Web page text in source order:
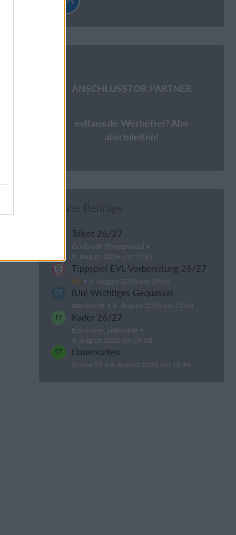
ANSCHLUSSTOR PARTNER
evlfans.de Werbefrei? Abo
abschließen!
Trikot 26/27
Guybrush-Threepwood
8. August 2026 um 10:33
Tippspiel EVL Vorbereitung 26/27
kip 6. August 2026 um 19:45
(Un) Wichtiges Gequassel
starrsheriff 4. August 2026 um 21:43
Kader 26/27
Eishockey_Liebhaber
4. August 2026 um 19:08
Dauerkarten
Staberl19 4. August 2026 um 16:34